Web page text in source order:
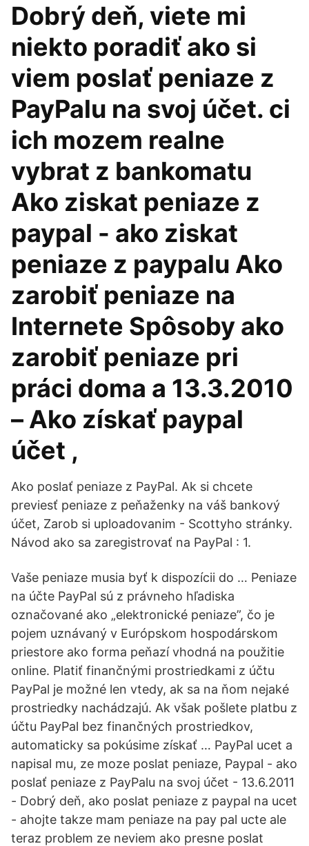
Dobrý deň, viete mi
niekto poradiť ako si
viem poslať peniaze z
PayPalu na svoj účet. ci
ich mozem realne
vybrat z bankomatu
Ako ziskat peniaze z
paypal - ako ziskat
peniaze z paypalu Ako
zarobiť peniaze na
Internete Spôsoby ako
zarobiť peniaze pri
práci doma a 13.3.2010
– Ako získať paypal
účet ,
Ako poslať peniaze z PayPal. Ak si chcete
previesť peniaze z peňaženky na váš bankový
účet, Zarob si uploadovanim - Scottyho stránky.
Návod ako sa zaregistrovať na PayPal : 1.
Vaše peniaze musia byť k dispozícii do … Peniaze
na účte PayPal sú z právneho hľadiska
označované ako „elektronické peniaze”, čo je
pojem uznávaný v Európskom hospodárskom
priestore ako forma peňazí vhodná na použitie
online. Platiť finančnými prostriedkami z účtu
PayPal je možné len vtedy, ak sa na ňom nejaké
prostriedky nachádzajú. Ak však pošlete platbu z
účtu PayPal bez finančných prostriedkov,
automaticky sa pokúsime získať … PayPal ucet a
napisal mu, ze moze poslat peniaze, Paypal - ako
poslať peniaze z PayPalu na svoj účet - 13.6.2011
- Dobrý deň, ako poslat peniaze z paypal na ucet
- ahojte takze mam peniaze na pay pal ucte ale
teraz problem ze neviem ako presne poslat